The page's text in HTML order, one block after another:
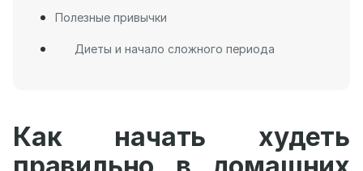
Полезные привычки
Диеты и начало сложного периода
Как начать худеть